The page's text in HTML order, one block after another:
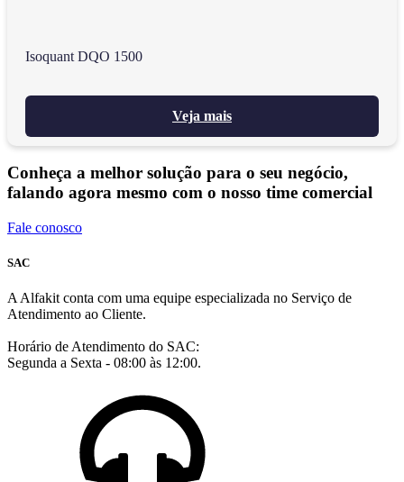
Isoquant DQO 1500
Veja mais
Conheça a melhor solução para o seu negócio,
falando agora mesmo com o nosso time comercial
Fale conosco
SAC
A Alfakit conta com uma equipe especializada no Serviço de
Atendimento ao Cliente.
Horário de Atendimento do SAC:
Segunda a Sexta - 08:00 às 12:00.